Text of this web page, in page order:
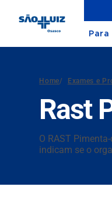
Para
Home/ Exames e
Rast
O RAST
indicam se o